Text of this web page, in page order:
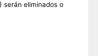
serán eliminados o